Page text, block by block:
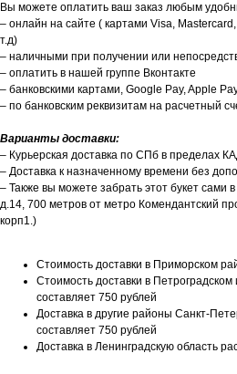
Вы можете оплатить ваш заказ любым
– онлайн на сайте ( картами Visa,
т.д)
– наличными при получении или
– оплатить в нашей группе Вконтакте
– банковскими картами, Google Pay, Apple
– по банковским реквизитам на расчетный
Варианты доставки:
– Курьерская доставка по СПб в пределах
– Доставка к назначенному времени без
– Также вы можете забрать этот букет сами
д.14, 700 метров от метро Комендантский
корп1.)
Стоимость доставки в Приморском
Стоимость доставки в
составляет 750 рублей
Доставка в другие районы Санкт-
составляет 750 рублей
Доставка в Ленинградскую область